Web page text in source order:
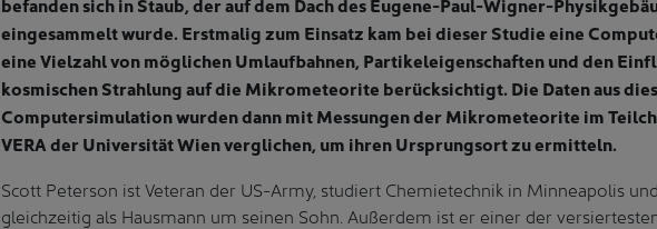
befanden sich in Staub, der auf dem Dach des Eugene-Paul-Wigner-
eingesammelt wurde. Erstmalig zum Einsatz kam bei dieser Studie eine
eine Vielzahl von möglichen Umlaufbahnen, Partikeleigenschaften und den
kosmischen Strahlung auf die Mikrometeorite berücksichtigt. Die Daten aus
Computersimulation wurden dann mit Messungen der Mikrometeorite im
VERA der Universität Wien verglichen, um ihren Ursprungsort zu ermitteln.
Scott Peterson ist Veteran der US-Army, studiert Chemietechnik in Minneapolis
gleichzeitig als Hausmann um seinen Sohn. Außerdem ist er einer der